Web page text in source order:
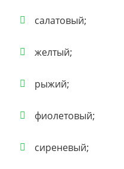
салатовый;
желтый;
рыжий;
фиолетовый;
сиреневый;